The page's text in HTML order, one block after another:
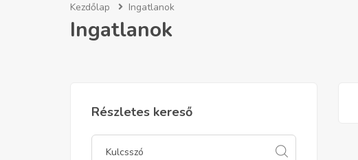
Kezdőlap Ingatlanok
Ingatlanok
Részletes kereső